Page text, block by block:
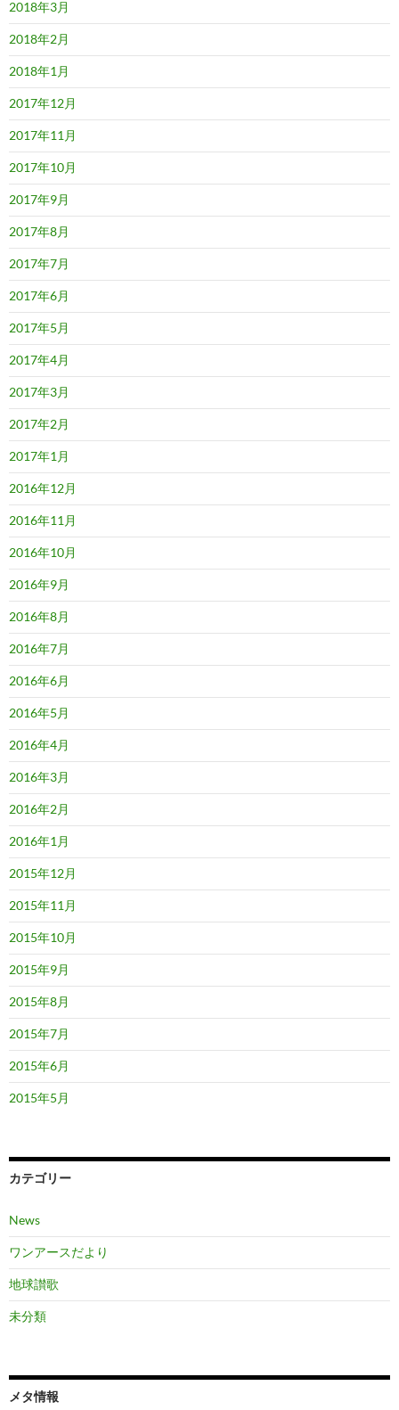
2018年3月
2018年2月
2018年1月
2017年12月
2017年11月
2017年10月
2017年9月
2017年8月
2017年7月
2017年6月
2017年5月
2017年4月
2017年3月
2017年2月
2017年1月
2016年12月
2016年11月
2016年10月
2016年9月
2016年8月
2016年7月
2016年6月
2016年5月
2016年4月
2016年3月
2016年2月
2016年1月
2015年12月
2015年11月
2015年10月
2015年9月
2015年8月
2015年7月
2015年6月
2015年5月
カテゴリー
News
ワンアースだより
地球讃歌
未分類
メタ情報